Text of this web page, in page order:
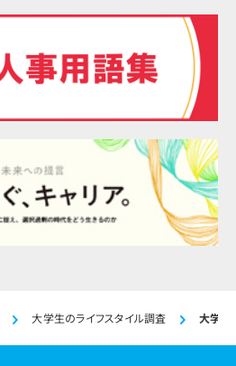
大学生のライフスタイル調査 大学生